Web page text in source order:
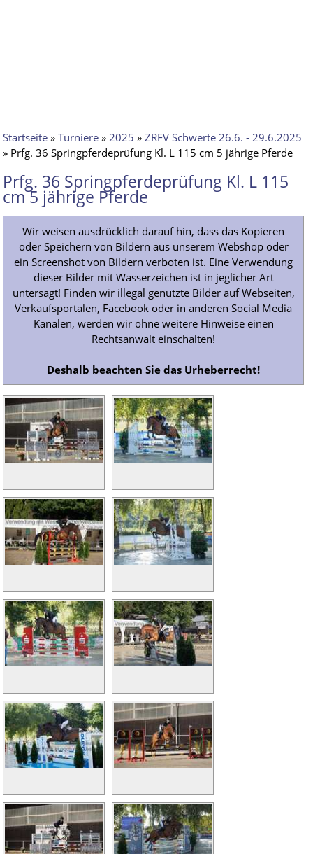
Startseite »Turniere »2025 »ZRFV Schwerte 26.6. - 29.6.2025
» Prfg. 36 Springpferdeprüfung Kl. L 115 cm 5 jährige Pferde
Prfg. 36 Springpferdeprüfung Kl. L 115
cm 5 jährige Pferde
Wir weisen ausdrücklich darauf hin, dass das Kopieren
oder Speichern von Bildern aus unserem Webshop oder
ein Screenshot von Bildern verboten ist. Eine Verwendung
dieser Bilder mit Wasserzeichen ist in jeglicher Art
untersagt! Finden wir illegal genutzte Bilder auf Webseiten,
Verkaufsportalen, Facebook oder in anderen Social Media
Kanälen, werden wir ohne weitere Hinweise einen
Rechtsanwalt einschalten!
Deshalb beachten Sie das Urheberrecht!